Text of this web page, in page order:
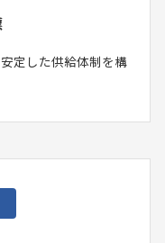
定した供給体制を構